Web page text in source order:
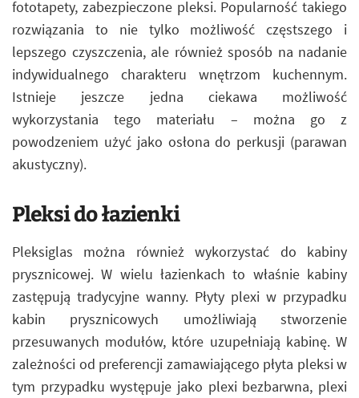
fototapety, zabezpieczone pleksi. Popularność takiego
rozwiązania to nie tylko możliwość częstszego i
lepszego czyszczenia, ale również sposób na nadanie
indywidualnego charakteru wnętrzom kuchennym.
Istnieje jeszcze jedna ciekawa możliwość
wykorzystania tego materiału – można go z
powodzeniem użyć jako osłona do perkusji (parawan
akustyczny).
Pleksi do łazienki
Pleksiglas można również wykorzystać do kabiny
prysznicowej. W wielu łazienkach to właśnie kabiny
zastępują tradycyjne wanny. Płyty plexi w przypadku
kabin prysznicowych umożliwiają stworzenie
przesuwanych modułów, które uzupełniają kabinę. W
zależności od preferencji zamawiającego płyta pleksi w
tym przypadku występuje jako plexi bezbarwna, plexi